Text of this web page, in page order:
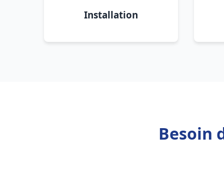
Installation
Besoin